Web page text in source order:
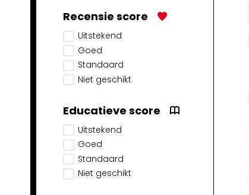
Recensie score
Uitstekend
Goed
Standaard
Niet geschikt
Educatieve score
Uitstekend
Goed
Standaard
Niet geschikt